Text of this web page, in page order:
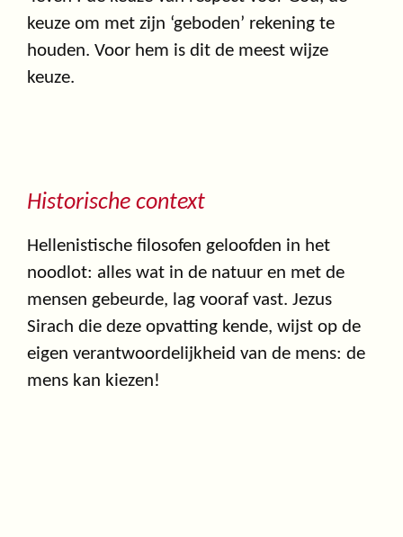
keuze om met zijn ‘geboden’ rekening te
houden. Voor hem is dit de meest wijze
keuze.
Historische context
Hellenistische filosofen geloofden in het
noodlot: alles wat in de natuur en met de
mensen gebeurde, lag vooraf vast. Jezus
Sirach die deze opvatting kende, wijst op de
eigen verantwoordelijkheid van de mens: de
mens kan kiezen!